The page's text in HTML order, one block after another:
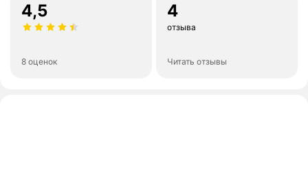
4,5
8 оценок
4
отзыва
Читать отзывы